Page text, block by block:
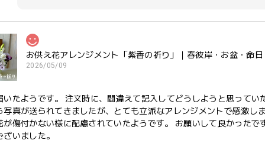
お供え花アレンジメント「紫香の祈り」｜春彼岸・お盆・命
2026/05/09
いたようです。 注文時に、間違えて記入してどうしようと思って
写真が送られてきましたが、とても立派なアレンジメントで感激し
が傷付かない様に配慮されていたようです。 お願いして良かった
いました。